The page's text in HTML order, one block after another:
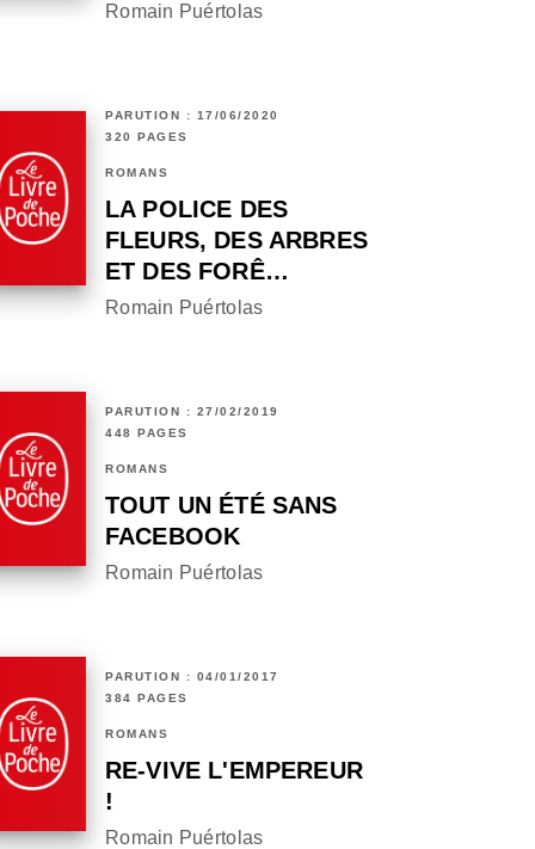
Romain Puértolas
PARUTION : 17/06/2020
320 PAGES
ROMANS
LA POLICE DES
FLEURS, DES ARBRES
ET DES FORÊ…
Romain Puértolas
PARUTION : 27/02/2019
448 PAGES
ROMANS
TOUT UN ÉTÉ SANS
FACEBOOK
Romain Puértolas
PARUTION : 04/01/2017
384 PAGES
ROMANS
RE-VIVE L'EMPEREUR
!
Romain Puértolas